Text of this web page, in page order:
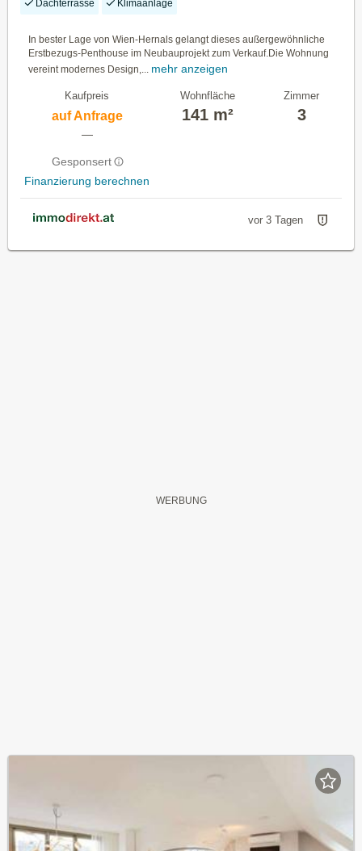
Dachterrasse Klimaanlage
In bester Lage von Wien-Hernals gelangt dieses außergewöhnliche
Erstbezugs-Penthouse im Neubauprojekt zum Verkauf.Die Wohnung
vereint modernes Design,... mehr anzeigen
Kaufpreis
auf Anfrage
—
Gesponsert
Finanzierung berechnen
Wohnfläche
141 m²
Zimmer
3
vor 3 Tagen